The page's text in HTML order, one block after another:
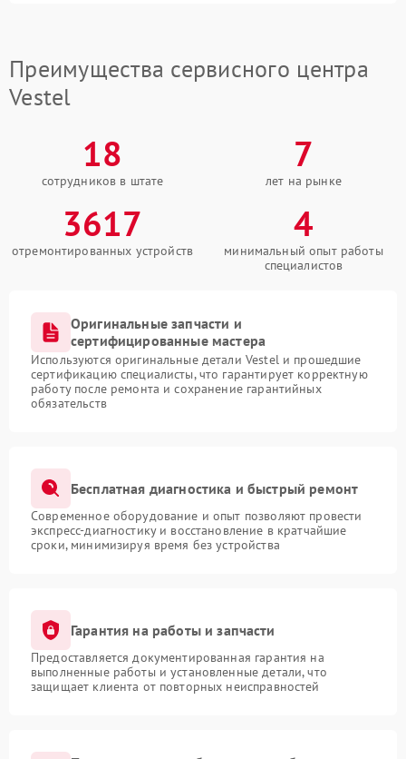
Преимущества сервисного центра
Vestel
18
сотрудников в штате
7
лет на рынке
3617
отремонтированных устройств
4
минимальный опыт работы
специалистов
Оригинальные запчасти и
сертифицированные мастера
Используются оригинальные детали Vestel и прошедшие
сертификацию специалисты, что гарантирует корректную
работу после ремонта и сохранение гарантийных
обязательств
Бесплатная диагностика и быстрый ремонт
Современное оборудование и опыт позволяют провести
экспресс-диагностику и восстановление в кратчайшие
сроки, минимизируя время без устройства
Гарантия на работы и запчасти
Предоставляется документированная гарантия на
выполненные работы и установленные детали, что
защищает клиента от повторных неисправностей